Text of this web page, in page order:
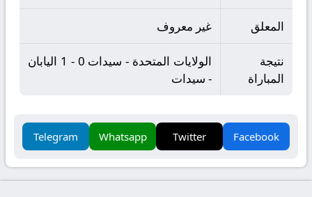
المعلق غير معروف
نتيجة
المباراة
الولايات المتحدة - سيدات 0 - 1 اليابان
- سيدات
Facebook
Twitter
Whatsapp
Telegram